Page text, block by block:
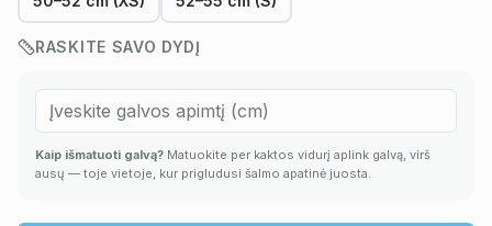
RASKITE SAVO DYDĮ
Kaip išmatuoti galvą? Matuokite per kaktos vidurį aplink galvą, virš
ausų — toje vietoje, kur prigludusi šalmo apatinė juosta.